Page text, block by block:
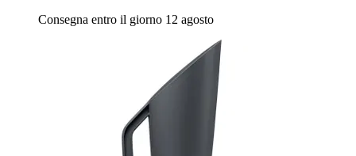
Consegna entro il giorno 12 agosto